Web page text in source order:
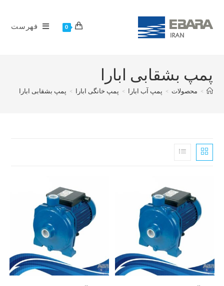
0 فهرست
پمپ بشقابی ابارا
> محصولات > پمپ آب ابارا > پمپ خانگی ابارا > پمپ بشقابی ابارا